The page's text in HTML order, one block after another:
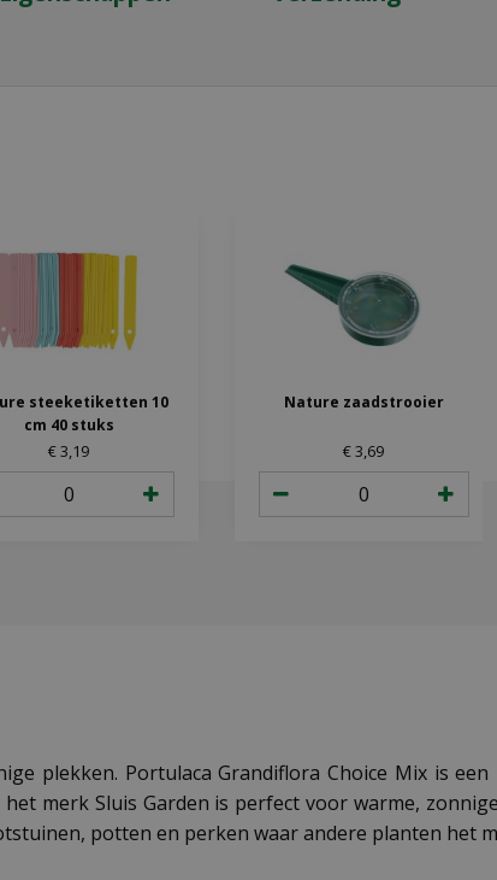
steeketiketten 10
cm 40 stuks
€3,19
Nature zaadstrooier
€3,69
plekken. Portulaca Grandiflora Choice Mix is
merk Sluis Garden is perfect voor warme,
potten en perken waar andere planten het